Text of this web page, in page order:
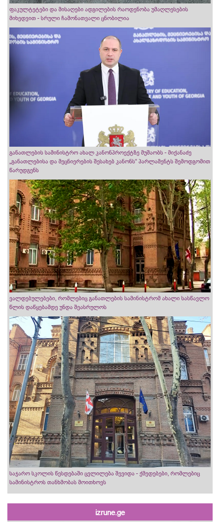
ფაკულტეტები და მისაღები ადგილების რაოდენობა უმაღლესების
მიხედვით - სრული ჩამონათვალი ცნობილია
განათლების სამინისტრო ახალ კანონპროექტზე მუშაობს - მიქანაძე
„განათლებისა და მეცნიერების შესახებ კანონს“ პარლამენტს შემოდგომით
წარუდგენს
ვალდებულებები, რომლებიც განათლების სამინისტრომ ახალი სასწავლო
წლის დაწყებამდე უნდა შეასრულოს
საჯარო სკოლის წესდებაში ცვლილება შევიდა - ქმედებები, რომლებიც
სამინისტროს თანხმობას მოითხოვს
izrune.ge